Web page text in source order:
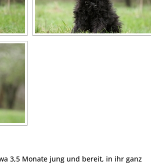
3,5 Monate jung und bereit, in ihr ganz